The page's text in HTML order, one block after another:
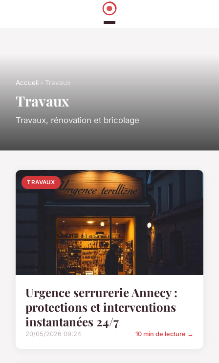
Accueil › Travaux
Travaux
Travaux, rénovation et bricolage
TRAVAUX
Urgence serrurerie Annecy :
protections et interventions
instantanées 24/7
20/05/2026 09:24 10 min de lecture →